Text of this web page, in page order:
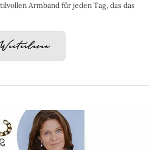
Armband für jeden Tag, das das